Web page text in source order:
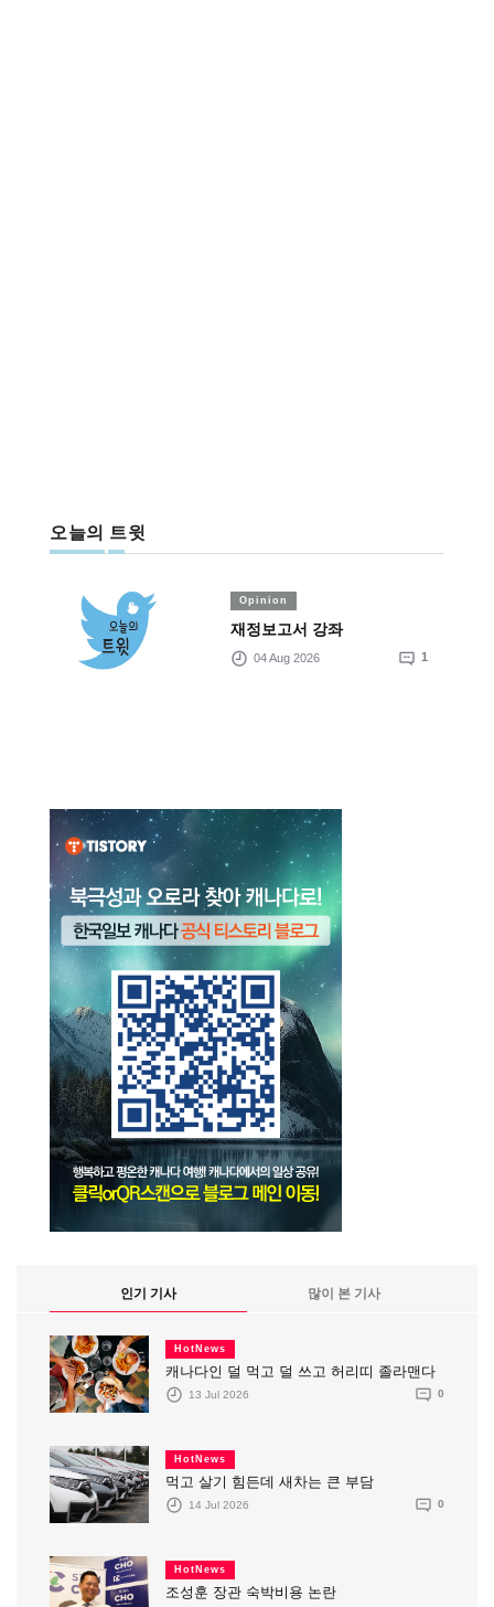
오늘의 트윗
Opinion
재정보고서 강좌
04 Aug 2026 1
인기 기사 많이 본 기사
HotNews
캐나다인 덜 먹고 덜 쓰고 허리띠 졸라맨다
13 Jul 2026 0
HotNews
먹고 살기 힘든데 새차는 큰 부담
14 Jul 2026 0
HotNews
조성훈 장관 숙박비용 논란